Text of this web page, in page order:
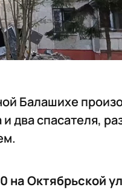
Балашихе
два спасателя,
на Октябрьской